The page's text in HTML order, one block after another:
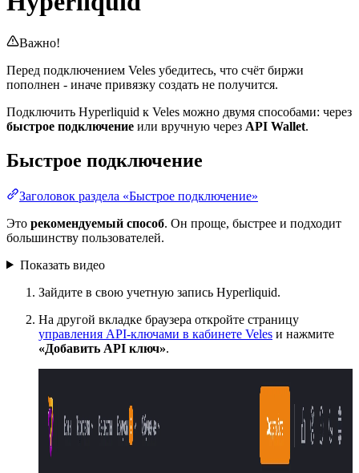
Важно!
Перед подключением Veles убедитесь, что счёт биржи
пополнен - иначе привязку создать не получится.
Подключить Hyperliquid к Veles можно двумя способами: через
быстрое подключение или вручную через API Wallet.
Быстрое подключение
Заголовок раздела «Быстрое подключение»
Это рекомендуемый способ. Он проще, быстрее и подходит
большинству пользователей.
Показать видео
Зайдите в свою учетную запись Hyperliquid.
На другой вкладке браузера откройте страницу
управления API-ключами в кабинете Veles и нажмите
«Добавить API ключ».